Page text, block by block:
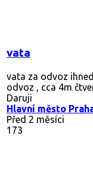
vata
vata za odvoz
odvoz , cca 4m
Daruji
Hlavní město
Před 2 měsíci
173